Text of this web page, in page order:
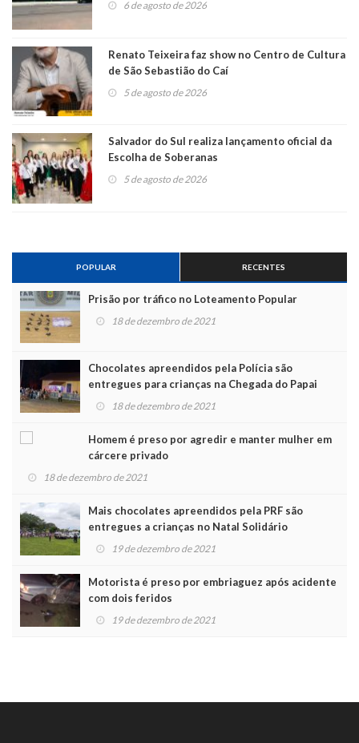
6 de agosto de 2026
Renato Teixeira faz show no Centro de Cultura
de São Sebastião do Caí
5 de agosto de 2026
Salvador do Sul realiza lançamento oficial da
Escolha de Soberanas
5 de agosto de 2026
POPULAR RECENTES
Prisão por tráfico no Loteamento Popular
18 de dezembro de 2021
Chocolates apreendidos pela Polícia são
entregues para crianças na Chegada do Papai
Noel 18 de dezembro de 2021
Homem é preso por agredir e manter mulher em
cárcere privado
18 de dezembro de 2021
Mais chocolates apreendidos pela PRF são
entregues a crianças no Natal Solidário
19 de dezembro de 2021
Motorista é preso por embriaguez após acidente
com dois feridos
19 de dezembro de 2021